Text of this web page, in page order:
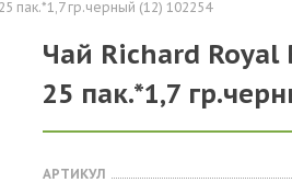
пак.*1,7 гр.черный (12) 102254
Чай Richard
25 пак.*1,7
АРТИКУЛ